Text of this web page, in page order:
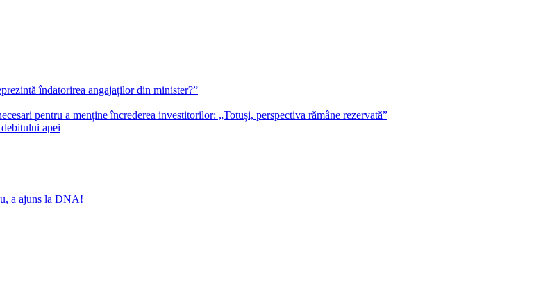
îndatorirea angajaților din minister?”
pentru a menține încrederea investitorilor: „Totuși, perspectiva rămâne rezervată”
apei
a ajuns la DNA!